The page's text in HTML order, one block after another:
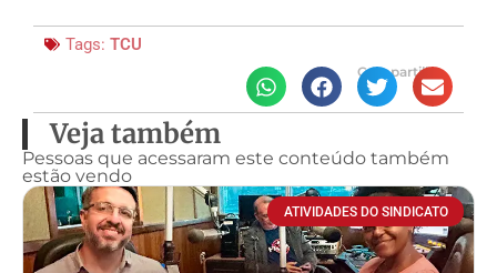
Tags: TCU
Compartilhe
Veja também
Pessoas que acessaram este conteúdo também
estão vendo
ATIVIDADES DO SINDICATO